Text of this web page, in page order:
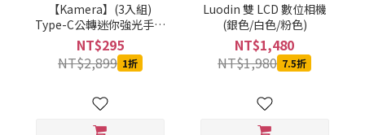
【Kamera】(3入組)
Type-C公轉迷你強光手電
筒-黑-CBPKAMFLAAL002
NT$295
NT$2,899 1折
Luodin 雙 LCD 數位相機
(銀色/白色/粉色)
NT$1,480
NT$1,980 7.5折